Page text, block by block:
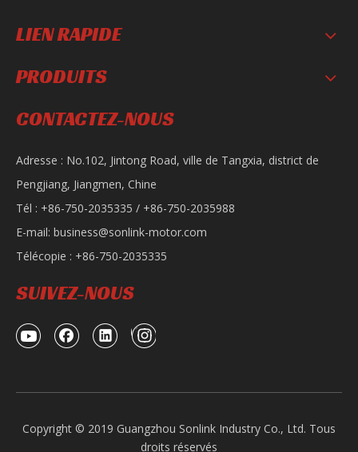
LIEN RAPIDE
PRODUITS
CONTACTEZ-NOUS
Adresse : No.102, Jintong Road, ville de Tangxia, district de
Pengjiang, Jiangmen, Chine
Tél : +86-750-2035335 / +86-750-2035988
E-mail: business@sonlink-motor.com
Télécopie : +86-750-2035335
SUIVEZ-NOUS
Copyright © 2019 Guangzhou Sonlink Industry Co., Ltd. Tous
droits réservés